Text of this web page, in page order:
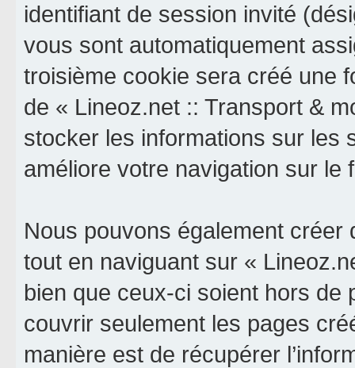
identifiant de session invité
vous sont automatiquement
troisième cookie sera créé une
de « Lineoz.net :: Transport &
stocker les informations sur les
améliore votre navigation sur le
Nous pouvons également
tout en naviguant sur «
bien que ceux-ci soient hors de
couvrir seulement les pages
manière est de récupérer